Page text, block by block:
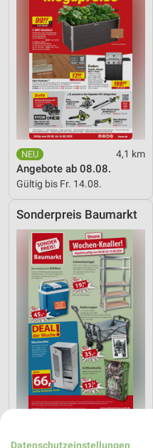
4,1 km
Angebote ab 08.08.
Gültig bis Fr. 14.08.
Sonderpreis Baumarkt
Unsere Wochen-Knaller!
Datenschutzeinstellungen